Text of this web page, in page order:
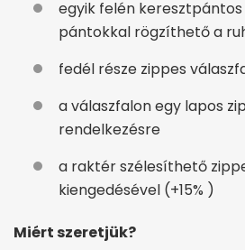
egyik felén
pántokkal rögzíthető a
fedél része zippes
a válaszfalon egy lapos
rendelkezésre
a raktér szélesíthető
kiengedésével (+15% )
Miért szeretjük?